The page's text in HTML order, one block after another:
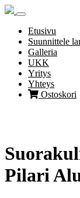
Skip
contentEtusivu
Suunnittele
Galleria
UKK
Yritys
Yhteys
Ostoskori
Pilari